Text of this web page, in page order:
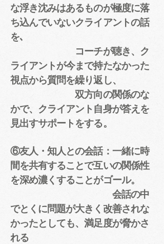
な浮き沈みはあるものが極度に落
ち込んでいないクライアントの話
を､
コーチが聴き、ク
ライアントが今まで持たなかった
視点から質問を繰り返し、
双方向の関係のな
かで、 クライアント自身が答えを
見出すサポートをする。
⑥友人・知人との会話：一緒に時
間を共有することで互いの関係性
を深め濃くすることがゴール。
会話の中
でとくに問題が大きく改善されな
かったとしても、満足度が脅かさ
れる